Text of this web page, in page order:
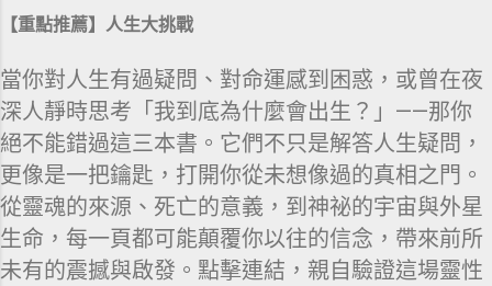
【重點推薦】人生大挑戰
當你對人生有過疑問、對命運感到困惑，或曾在夜
深人靜時思考「我到底為什麼會出生？」——那你
絕不能錯過這三本書。它們不只是解答人生疑問，
更像是一把鑰匙，打開你從未想像過的真相之門。
從靈魂的來源、死亡的意義，到神祕的宇宙與外星
生命，每一頁都可能顛覆你以往的信念，帶來前所
未有的震撼與啟發。點擊連結，親自驗證這場靈性